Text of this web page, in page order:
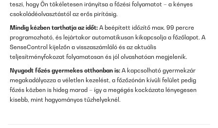
teszi, hogy Ön tökéletesen irányítsa a főzési folyamatot – a kényes
csokoládéolvasztástól az erős pirításig.
Mindig kézben tarthatja az időt: A beépített időzítő max. 99 percre
programozható, és lejártakor automatikusan kikapcsolja a főzőlapot. A
SenseControl kijelzőn a visszaszámláló és az aktuális
teljesítményfokozat folyamatosan és jól olvashatóan megjelenik.
Nyugodt főzés gyermekes otthonban is: A kapcsolható gyermekzár
megakadályozza a véletlen kezelést, a főzőzónán kívüli felület pedig
főzés közben is hideg marad – így a megégés kockázata lényegesen
kisebb, mint hagyományos tűzhelyeknél.